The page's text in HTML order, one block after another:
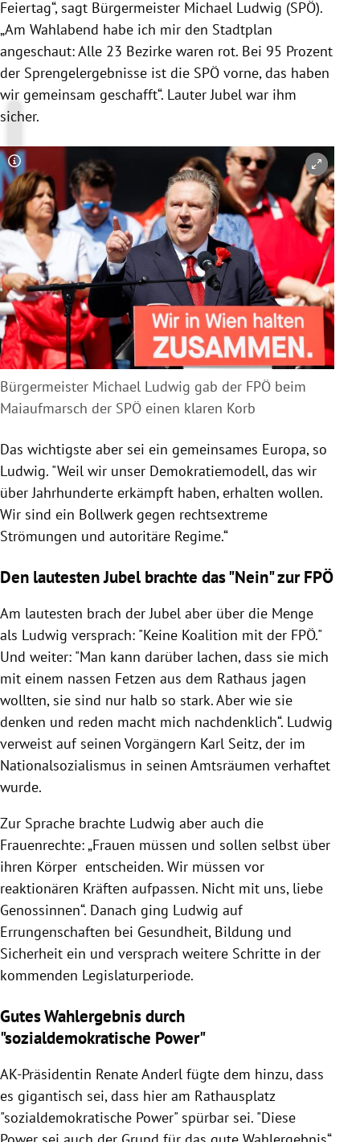
Feiertag“, sagt Bürgermeister Michael Ludwig (SPÖ).
„Am Wahlabend habe ich mir den Stadtplan
angeschaut: Alle 23 Bezirke waren rot. Bei 95 Prozent
der Sprengelergebnisse ist die SPÖ vorne, das haben
wir gemeinsam geschafft“. Lauter Jubel war ihm
sicher.
Copyright-Hinweis öffnen/schließen
Bürgermeister Michael Ludwig gab der FPÖ beim
Maiaufmarsch der SPÖ einen klaren Korb
Das wichtigste aber sei ein gemeinsames Europa, so
Ludwig. "Weil wir unser Demokratiemodell, das wir
über Jahrhunderte erkämpft haben, erhalten wollen.
Wir sind ein Bollwerk gegen rechtsextreme
Strömungen und autoritäre Regime.“
Den lautesten Jubel brachte das "Nein" zur FPÖ
Am lautesten brach der Jubel aber über die Menge
als Ludwig versprach: "Keine Koalition mit der FPÖ."
Und weiter: "Man kann darüber lachen, dass sie mich
mit einem nassen Fetzen aus dem Rathaus jagen
wollten, sie sind nur halb so stark. Aber wie sie
denken und reden macht mich nachdenklich“. Ludwig
verweist auf seinen Vorgängern Karl Seitz, der im
Nationalsozialismus in seinen Amtsräumen verhaftet
wurde.
Zur Sprache brachte Ludwig aber auch die
Frauenrechte: „Frauen müssen und sollen selbst über
ihren Körper entscheiden. Wir müssen vor
reaktionären Kräften aufpassen. Nicht mit uns, liebe
Genossinnen“. Danach ging Ludwig auf
Errungenschaften bei Gesundheit, Bildung und
Sicherheit ein und versprach weitere Schritte in der
kommenden Legislaturperiode.
Gutes Wahlergebnis durch
"sozialdemokratische Power"
AK-Präsidentin Renate Anderl fügte dem hinzu, dass
es gigantisch sei, dass hier am Rathausplatz
"sozialdemokratische Power" spürbar sei. "Diese